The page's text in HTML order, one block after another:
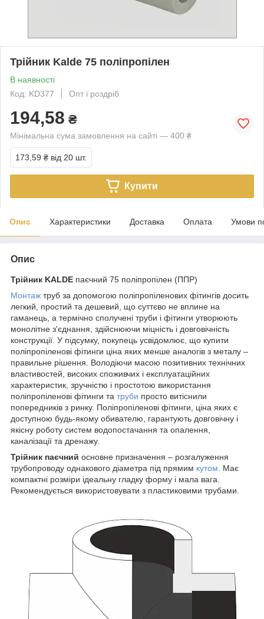
Трійник Kalde 75 поліпропілен
В наявності
Код: KD377
Опт і роздріб
194,58 ₴
Мінімальна сума замовлення на сайті — 400 ₴
173,59 ₴ від 20 шт.
Купити
Опис Характеристики Доставка Оплата Умови
Опис
Трійник KALDE паєчний 75 поліпропілен (ППР)
Монтаж труб за допомогою поліпропіленових фітингів досить
легкий, простий та дешевий, що суттєво не вплине на
гаманець, а термічно сполучені труби і фітинги утворюють
монолітне з'єднання, здійснюючи міцність і довговічність
конструкції. У підсумку, покупець усвідомлює, що купити
поліпропіленові фітинги ціна яких менше аналогів з металу –
правильне рішення. Володіючи масою позитивних технічних
властивостей, високих споживчих і експлуатаційних
характеристик, зручністю і простотою використання
поліпропіленові фітинги та труби просто витіснили
попередників з ринку. Поліпропіленові фітинги, ціна яких є
доступною будь-якому обивателю, гарантують довговічну і
якісну роботу систем водопостачання та опалення,
каналізації та дренажу.
Трійник паєчний основне призначення – розгалуження
трубопроводу однакового діаметра під прямим кутом . Має
компактні розміри ідеальну гладку форму і мала вага.
Рекомендується використовувати з пластиковими трубами.